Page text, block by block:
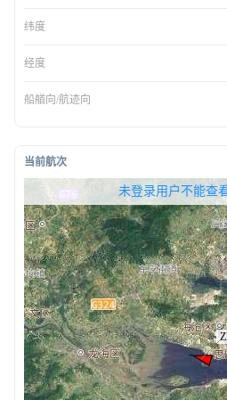
纬度
经度
船艏向/航迹向
当前航次
未登录用户不能查
无权查看最新船位，